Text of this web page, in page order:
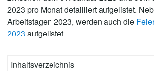
2023 pro Monat detailliert aufgelistet.
Arbeitstagen 2023, werden auch die
2023 aufgelistet.
Inhaltsverzeichnis